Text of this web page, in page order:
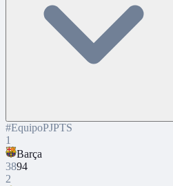
#EquipoPJPTS
1
Barça
3894
2